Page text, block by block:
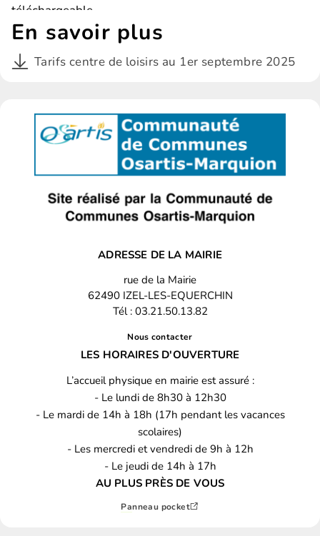
téléchargeable.
En savoir plus
Tarifs centre de loisirs au 1er septembre 2025
ADRESSE DE LA MAIRIE
rue de la Mairie
62490 IZEL-LES-EQUERCHIN
Tél : 03.21.50.13.82
Nous contacter
LES HORAIRES D'OUVERTURE
L’accueil physique en mairie est assuré :
- Le lundi de 8h30 à 12h30
- Le mardi de 14h à 18h (17h pendant les vacances
scolaires)
- Les mercredi et vendredi de 9h à 12h
- Le jeudi de 14h à 17h
AU PLUS PRÈS DE VOUS
Panneau pocket